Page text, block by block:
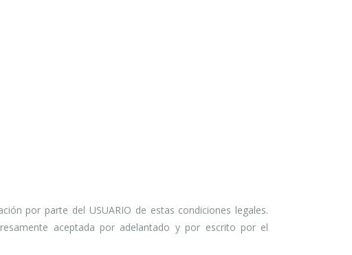
por parte del USUARIO de estas condiciones legales.
aceptada por adelantado y por escrito por el